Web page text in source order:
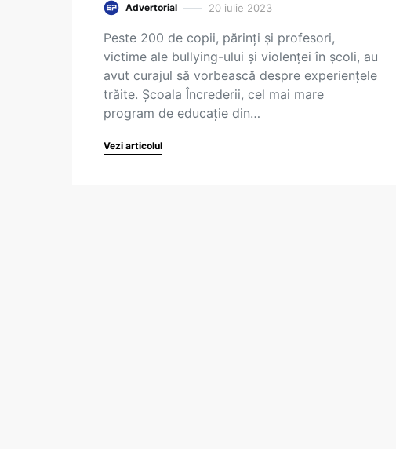
Advertorial 20 iulie 2023
Peste 200 de copii, părinți și profesori,
victime ale bullying-ului și violenței în școli, au
avut curajul să vorbească despre experiențele
trăite. Școala Încrederii, cel mai mare
program de educație din…
Vezi articolul